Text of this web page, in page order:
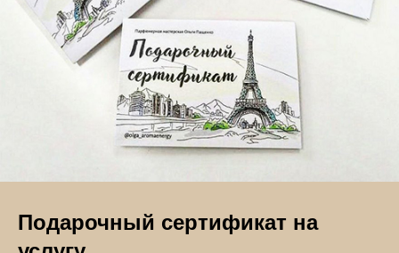
Подарочный сертификат на